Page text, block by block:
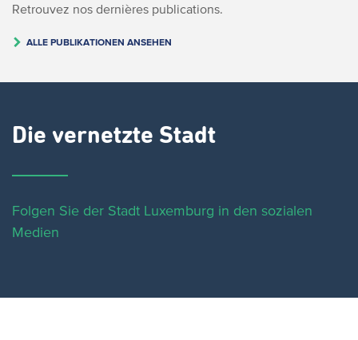
Retrouvez nos dernières publications.
ALLE PUBLIKATIONEN ANSEHEN
Die vernetzte Stadt
Folgen Sie der Stadt Luxemburg in den sozialen
Medien